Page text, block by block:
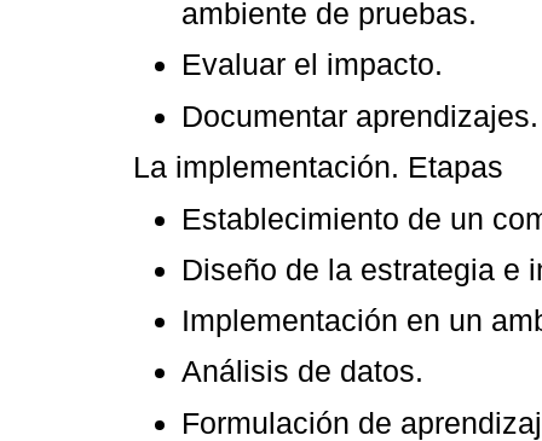
ambiente de pruebas.
Evaluar el impacto.
Documentar aprendizajes.
La implementación. Etapas
Establecimiento de un
Diseño de la estrategia e
Implementación en un
Análisis de datos.
Formulación de